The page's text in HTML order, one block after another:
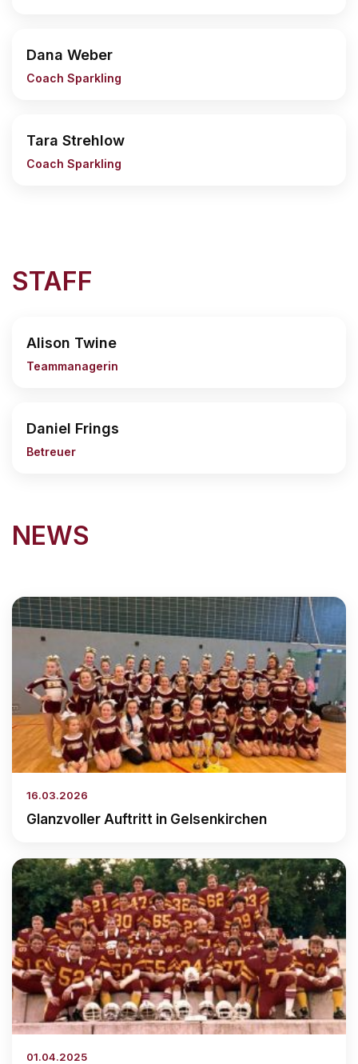
Dana Weber
Coach Sparkling
Tara Strehlow
Coach Sparkling
STAFF
Alison Twine
Teammanagerin
Daniel Frings
Betreuer
NEWS
16.03.2026
Glanzvoller Auftritt in Gelsenkirchen
01.04.2025